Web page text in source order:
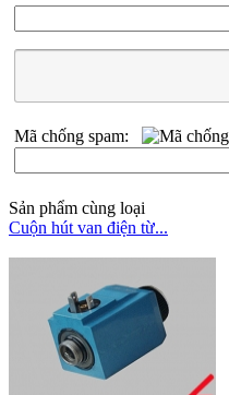
Mã chống spam:
Sản phẩm cùng loại
Cuộn hút van điện từ...